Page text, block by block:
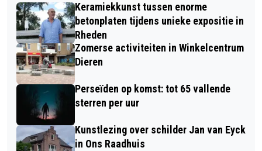
IN LAAG- SOEREN
UNIEK SPORTEN UITLEEN
Keramiekkunst tussen enorme
betonplaten tijdens unieke expositie in
Rheden
Zomerse activiteiten in Winkelcentrum
Dieren
Perseïden op komst: tot 65 vallende
sterren per uur
Kunstlezing over schilder Jan van Eyck
in Ons Raadhuis